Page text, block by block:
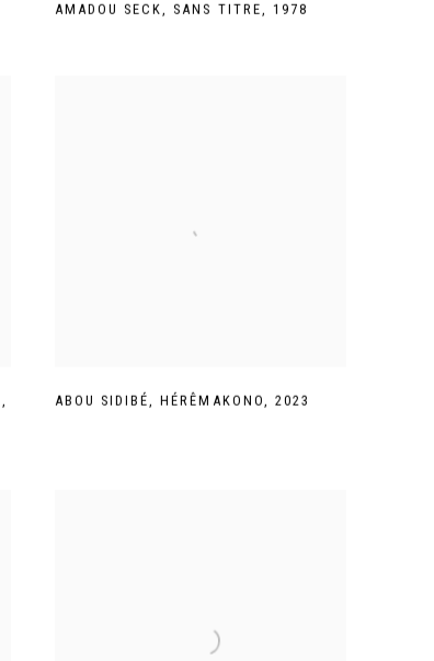
AMADOU SECK, SANS TITRE, 1978
,
ABOU SIDIBÉ,HÉRÊMAKONO, 2023